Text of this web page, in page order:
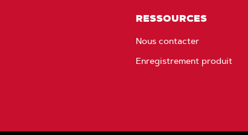
RESSOURCES
Nous contacter
Enregistrement produit